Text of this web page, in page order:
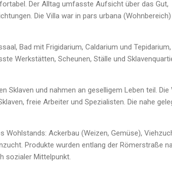
Der Alltag umfasste Aufsicht über das Gut,
Die Villa war in pars urbana (Wohnbereich)
Bad mit Frigidarium, Caldarium und Tepidarium,
Werkstätten, Scheunen, Ställe und
Sklaven und nahmen an geselligem Leben teil. Die
freie Arbeiter und Spezialisten. Die nahe
Wohlstands: Ackerbau (Weizen, Gemüse),
Produkte wurden entlang der Römerstraße
sozialer Mittelpunkt.